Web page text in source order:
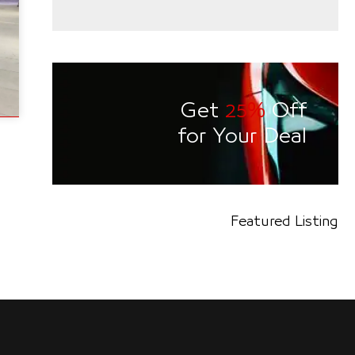
Get 25% Off
for Your Deal
Featured Listing